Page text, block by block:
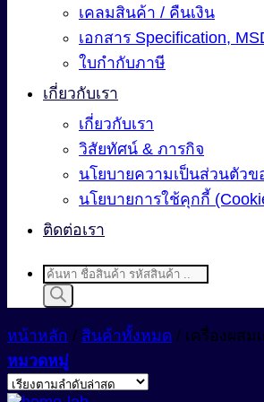
เคลมสินค้า / คืนเงิน
เอกสาร Specification,
ใบกำกับภาษี
เกี่ยวกับเรา
เกี่ยวกับเรา
วิสัยทัศน์ & ภารกิจ
นโยบายความเป็นส่วนตัวข
นโยบายการใช้คุกกี้
ติดต่อเรา
Products
search
หน้าหลัก / สินค้าทั้งหมด / เครื่องผสม
หมวดหมู่